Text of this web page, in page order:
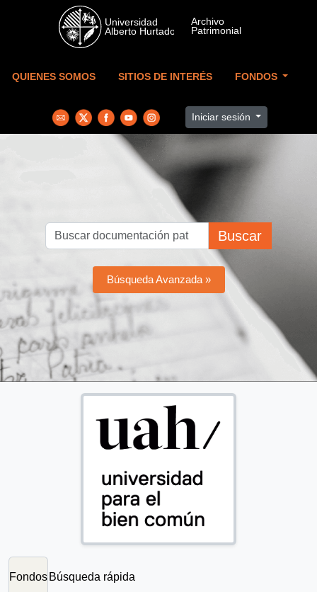
Skip to main content
QUIENES SOMOS SITIOS DE INTERÉS FONDOS
Iniciar sesión
Buscar
Búsqueda Avanzada »
Fondos Búsqueda rápida